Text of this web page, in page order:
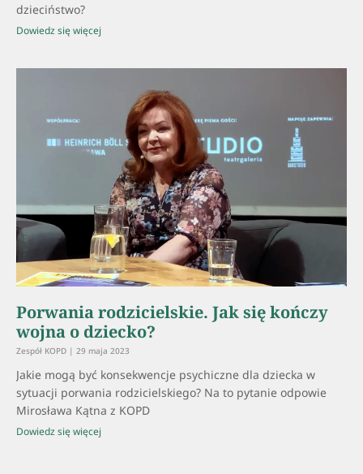
dzieciństwo?
Dowiedz się więcej
Porwania rodzicielskie. Jak się kończy
wojna o dziecko?
Zespół KOPD 29 maja 2023
Jakie mogą być konsekwencje psychiczne dla dziecka w
sytuacji porwania rodzicielskiego? Na to pytanie odpowie
Mirosława Kątna z KOPD
Dowiedz się więcej